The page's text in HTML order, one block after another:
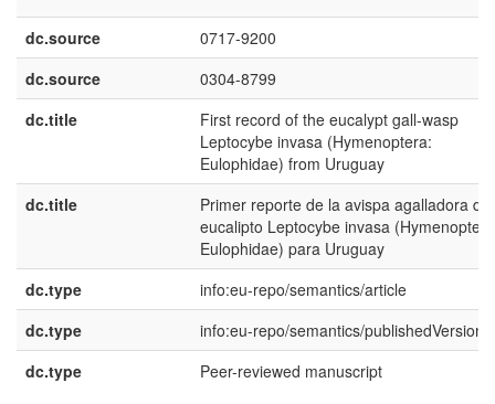
dc.source
0717-9200
dc.source
0304-8799
dc.title
First record of the eucalypt gall-wasp
Leptocybe invasa (Hymenoptera:
Eulophidae) from Uruguay
dc.title
Primer reporte de la avispa agalladora del
eucalipto Leptocybe invasa
Eulophidae) para Uruguay
dc.type
info:eu-repo/semantics/article
dc.type
info:eu-repo/semantics/publishedVersion
dc.type
Peer-reviewed manuscript